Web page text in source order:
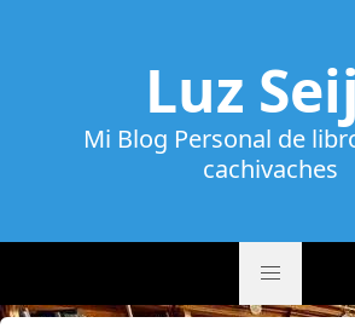
Luz
Mi Blog Personal de
cachivaches